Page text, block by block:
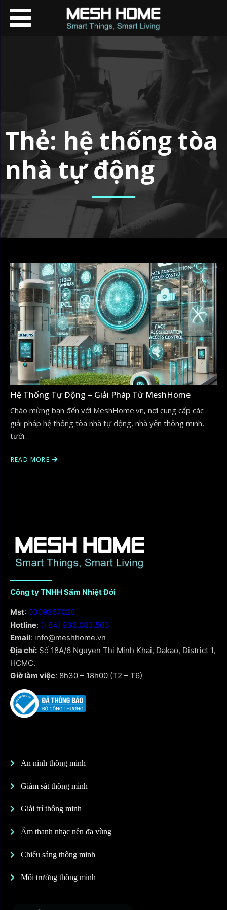
Thẻ: hệ thống tòa
nhà tự động
Hệ Thống Tự Động – Giải Pháp Từ MeshHome
Chào mừng bạn đến với MeshHome.vn, nơi cung cấp các
giải pháp hệ thống tòa nhà tự động, nhà yến thông minh,
tưới…
READ MORE
Công ty TNHH Sấm Nhiệt Đới
Mst: 0309367028
Hotline: (+84) 933.083.503
Email: info@meshhome.vn
Địa chỉ: Số 18A/6 Nguyen Thi Minh Khai, Dakao, District 1,
HCMC.
Giờ làm việc: 8h30 – 18h00 (T2 – T6)
An ninh thông minh
Giám sát thông minh
Giải trí thông minh
Âm thanh nhạc nền đa vùng
Chiếu sáng thông minh
Môi trường thông minh